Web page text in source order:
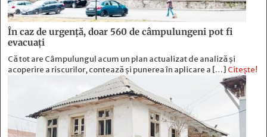
În caz de urgență, doar 560 de câmpulungeni pot fi
evacuați
Că tot are Câmpulungul acum un plan actualizat de analiză și
acoperire a riscurilor, contează și punerea în aplicare a […] Citește!